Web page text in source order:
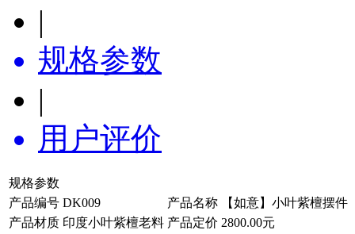
|
规格参数
|
用户评价
规格参数
产品编号 DK009 产品名称
【如意】小叶紫檀摆件
产品材质 印度小叶紫檀老料 产品定价 2800.00元